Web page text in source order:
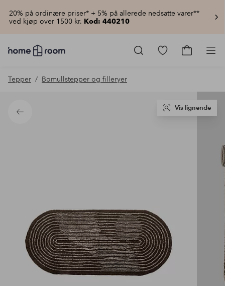
20% på ordinære priser* + 5% på allerede nedsatte varer**
ved kjøp over 1500 kr. Kod: 440210
Homeroom
–
hjemmet
pris
Gå
Gå
Tepper Bomullstepper og filleryer
Tilbake
Vis lignende